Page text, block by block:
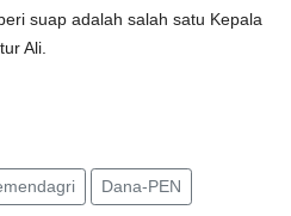
suap adalah salah satu Kepala
Ali.
Dana-PEN